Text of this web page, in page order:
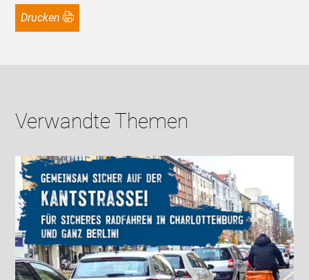
Drucken
Verwandte Themen